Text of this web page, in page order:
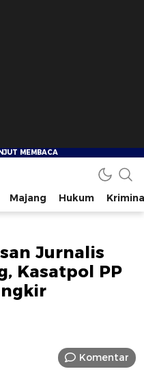
Majang Hukum
Jurnalis
Kasatpol PP
Komentar